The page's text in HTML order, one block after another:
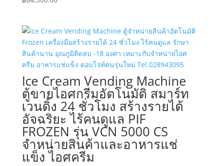
Ice Cream Vending Machine
ตู้ขายไอศกรีมอัตโนมัติ สมาร์ท
เวนดิ้ง 24 ชั่วโมง สร้างรายได้
อัจฉริยะ ไร้คนดูแล PIF
FROZEN รุ่น VCN 5000 CS
จำหน่ายสินค้าและอาหารแช่
แข็ง ไอศครีม